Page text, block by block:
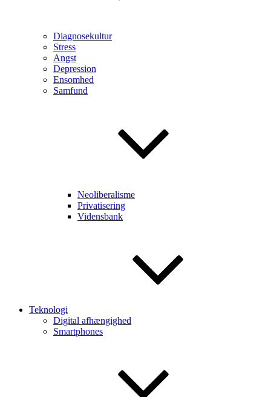
Diagnosekultur
Stress
Angst
Depression
Ensomhed
Samfund
Neoliberalisme
Privatisering
Vidensbank
Teknologi
Digital afhængighed
Smartphones